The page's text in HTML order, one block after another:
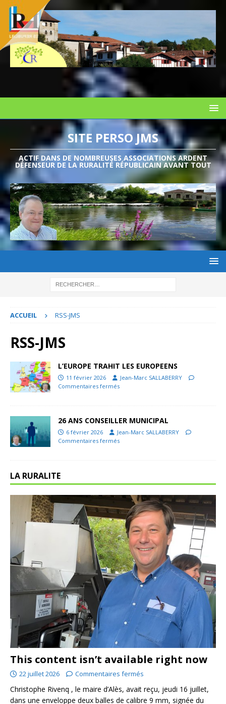
SITE PERSO JMS
ACTIF DANS DE NOMBREUSES ASSOCIATIONS ARDENT
DÉFENSEUR DE LA RURALITÉ RÉPUBLICAIN AVANT TOUT
ACCUEIL RSS-JMS
RSS-JMS
L’EUROPE TRAHIT LES EUROPEENS
11 février 2026
Jean-Marc SALLABERRY
Commentaires fermés
26 ANS CONSEILLER MUNICIPAL
6 février 2026
Jean-Marc SALLABERRY
Commentaires fermés
LA RURALITE
This content isn’t available right now
22 juillet 2026 Commentaires fermés
Christophe Rivenq , le maire d’Alès, avait reçu, jeudi 16 juillet,
dans une enveloppe deux balles de calibre 9 mm, signée du